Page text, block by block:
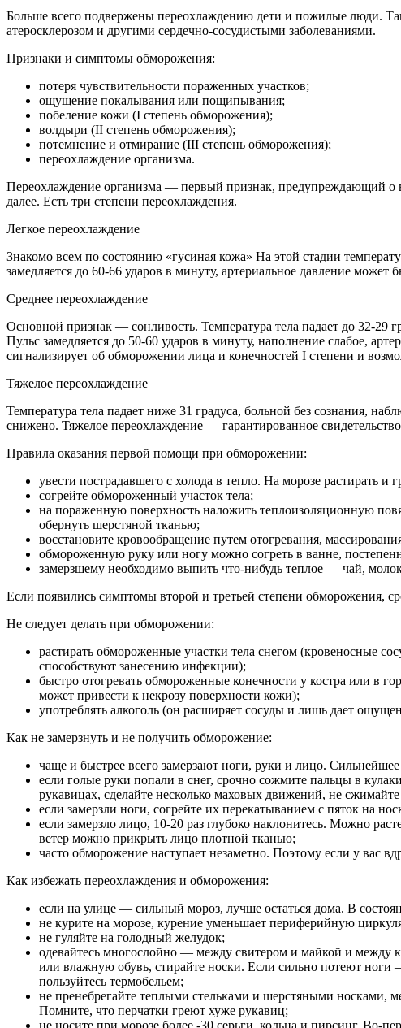
Больше всего подвержены переохлаждению дети и пожилые люди.
атеросклерозом и другими сердечно-сосудистыми заболеваниями.
Признаки и симптомы обморожения:
потеря чувствительности пораженных участков;
ощущение покалывания или пощипывания;
побеление кожи (I степень обморожения);
волдыри (II степень обморожения);
потемнение и отмирание (III степень обморожения);
переохлаждение организма.
Переохлаждение организма — первый признак, предупреждающий о
далее. Есть три степени переохлаждения.
Легкое переохлаждение
Знакомо всем по состоянию «гусиная кожа» На этой стадии
замедляется до 60-66 ударов в минуту, артериальное давление
Среднее переохлаждение
Основной признак — сонливость. Температура тела падает до 32-29
Пульс замедляется до 50-60 ударов в минуту, наполнение слабое,
сигнализирует об обморожении лица и конечностей I степени и
Тяжелое переохлаждение
Температура тела падает ниже 31 градуса, больной без сознания,
снижено. Тяжелое переохлаждение — гарантированное
Правила оказания первой помощи при обморожении:
увести пострадавшего с холода в тепло. На морозе растирать и
согрейте обмороженный участок тела;
на пораженную поверхность наложить теплоизоляционную
обернуть шерстяной тканью;
восстановите кровообращение путем отогревания,
обмороженную руку или ногу можно согреть в ванне,
замерзшему необходимо выпить что-нибудь теплое — чай,
Если появились симптомы второй и третьей степени обморожения,
Не следует делать при обморожении:
растирать обмороженные участки тела снегом (кровеносные
способствуют занесению инфекции);
быстро отогревать обмороженные конечности у костра или в
может привести к некрозу поверхности кожи);
употреблять алкоголь (он расширяет сосуды и лишь дает
Как не замерзнуть и не получить обморожение:
чаще и быстрее всего замерзают ноги, руки и лицо.
если голые руки попали в снег, срочно сожмите пальцы в
рукавицах, сделайте несколько маховых движений, не
если замерзли ноги, согрейте их перекатыванием с пяток на
если замерзло лицо, 10-20 раз глубоко наклонитесь. Можно
ветер можно прикрыть лицо плотной тканью;
часто обморожение наступает незаметно. Поэтому если у вас
Как избежать переохлаждения и обморожения:
если на улице — сильный мороз, лучше остаться дома. В
не курите на морозе, курение уменьшает периферийную
не гуляйте на голодный желудок;
одевайтесь многослойно — между свитером и майкой и между
или влажную обувь, стирайте носки. Если сильно потеют
пользуйтесь термобельем;
не пренебрегайте теплыми стельками и шерстяными
Помните, что перчатки греют хуже рукавиц;